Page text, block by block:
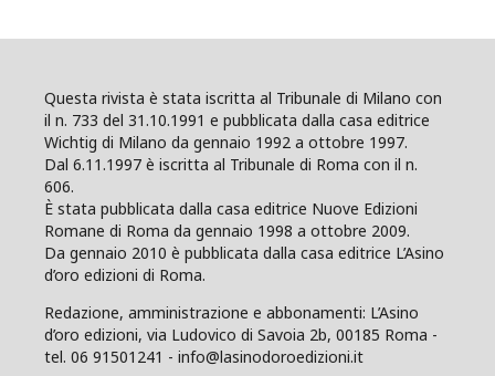
Questa rivista è stata iscritta al Tribunale di Milano con
il n. 733 del 31.10.1991 e pubblicata dalla casa editrice
Wichtig di Milano da gennaio 1992 a ottobre 1997.
Dal 6.11.1997 è iscritta al Tribunale di Roma con il n.
606.
È stata pubblicata dalla casa editrice Nuove Edizioni
Romane di Roma da gennaio 1998 a ottobre 2009.
Da gennaio 2010 è pubblicata dalla casa editrice L’Asino
d’oro edizioni di Roma.
Redazione, amministrazione e abbonamenti: L’Asino
d’oro edizioni, via Ludovico di Savoia 2b, 00185 Roma -
tel. 06 91501241 - info@lasinodoroedizioni.it